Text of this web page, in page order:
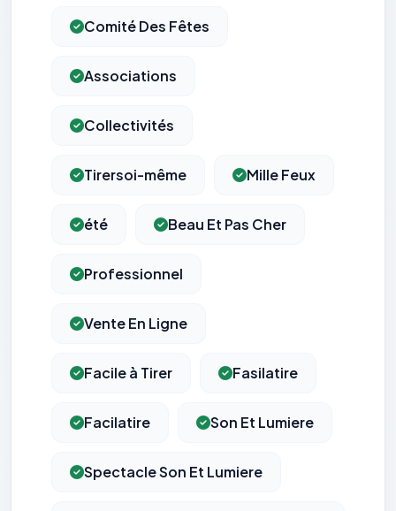
Comité Des Fêtes
Associations
Collectivités
Tirersoi-même Mille Feux
été Beau Et Pas Cher
Professionnel
Vente En Ligne
Facile à Tirer Fasilatire
Facilatire Son Et Lumiere
Spectacle Son Et Lumiere